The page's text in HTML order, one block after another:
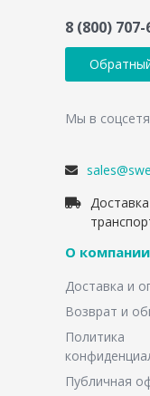
8 (800) 707-
Мы в
О компании
Доставка и
Возврат и
Политика
Публичная